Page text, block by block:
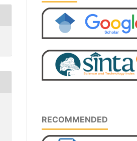
RECOMMENDED